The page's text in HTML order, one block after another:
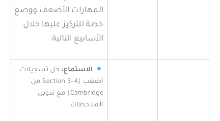
المهارات الأضعف ووضع
خطة للتركيز عليها خلال
الأسابيع التالية.
الاستماع: حل تسجيلات
أصعب (Section 3–4 من
Cambridge) مع تدوين
الملاحظات.